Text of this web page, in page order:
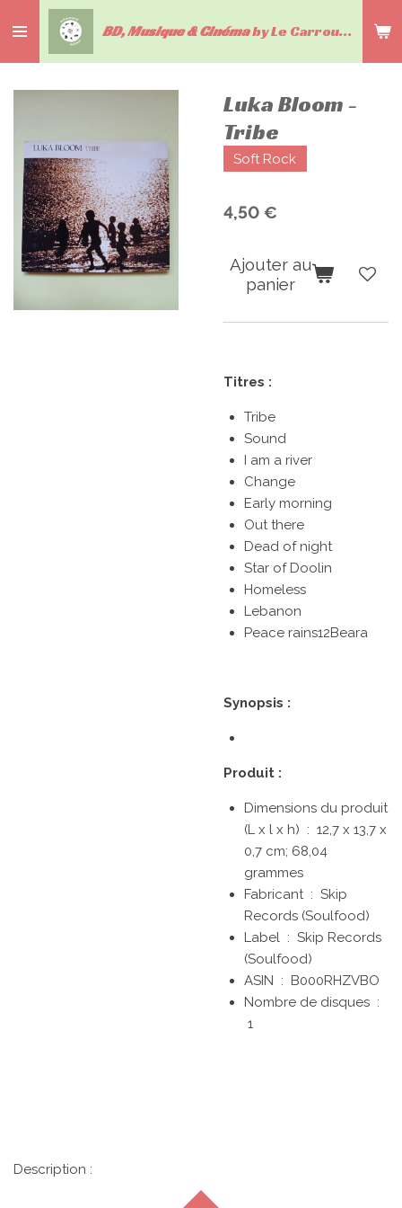
au
contenu
BD, Musique & Cinémaby Le Carrousel du livre
Luka Bloom -
Tribe
Soft Rock
4,50 €
Ajouter au
panier
Titres :
Tribe
Sound
I am a river
Change
Early morning
Out there
Dead of night
Star of Doolin
Homeless
Lebanon
Peace rains12Beara
Synopsis :
Produit :
Dimensions du produit
(L x l x h) ‏ : ‎ 12,7 x 13,7 x
0,7 cm; 68,04
grammes
Fabricant ‏ : ‎ Skip
Records (Soulfood)
Label ‏ : ‎ Skip Records
(Soulfood)
ASIN ‏ : ‎ B000RHZVBO
Nombre de disques ‏ :
1
Description :